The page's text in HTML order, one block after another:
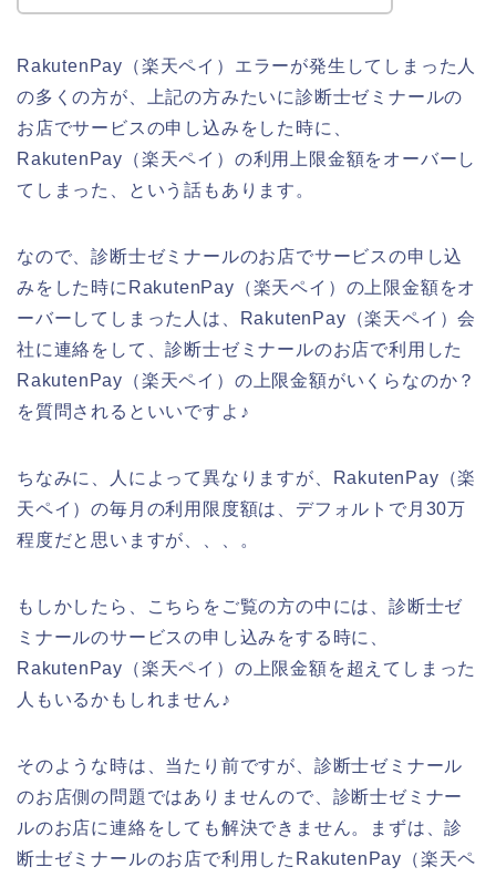
RakutenPay（楽天ペイ）エラーが発生してしまった人
の多くの方が、上記の方みたいに診断士ゼミナールの
お店でサービスの申し込みをした時に、
RakutenPay（楽天ペイ）の利用上限金額をオーバーし
てしまった、という話もあります。
なので、診断士ゼミナールのお店でサービスの申し込
みをした時にRakutenPay（楽天ペイ）の上限金額をオ
ーバーしてしまった人は、RakutenPay（楽天ペイ）会
社に連絡をして、診断士ゼミナールのお店で利用した
RakutenPay（楽天ペイ）の上限金額がいくらなのか？
を質問されるといいですよ♪
ちなみに、人によって異なりますが、RakutenPay（楽
天ペイ）の毎月の利用限度額は、デフォルトで月30万
程度だと思いますが、、、。
もしかしたら、こちらをご覧の方の中には、診断士ゼ
ミナールのサービスの申し込みをする時に、
RakutenPay（楽天ペイ）の上限金額を超えてしまった
人もいるかもしれません♪
そのような時は、当たり前ですが、診断士ゼミナール
のお店側の問題ではありませんので、診断士ゼミナー
ルのお店に連絡をしても解決できません。まずは、診
断士ゼミナールのお店で利用したRakutenPay（楽天ペ